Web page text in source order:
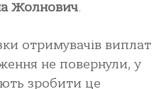
Жолнович.
отримувачів виплат
не повернули, у
зробити це